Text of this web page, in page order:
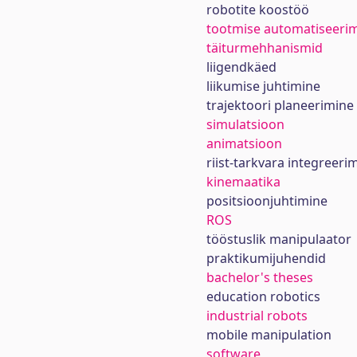
robotite koostöö
tootmise
täiturmehhanismid
liigendkäed
liikumise juhtimine
trajektoori planeerimine
simulatsioon
animatsioon
riist-tarkvara
kinemaatika
positsioonjuhtimine
ROS
tööstuslik manipulaator
praktikumijuhendid
bachelor's theses
education robotics
industrial robots
mobile manipulation